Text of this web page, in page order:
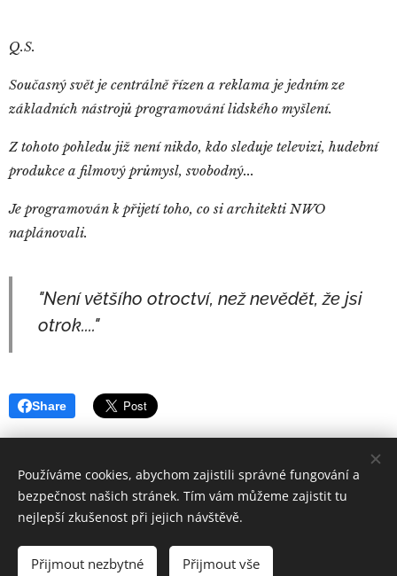
Q.S.
Současný svět je centrálně řízen a reklama je jedním ze
základních nástrojů programování lidského myšlení.
Z tohoto pohledu již není nikdo, kdo sleduje televizi, hudební
produkce a filmový průmysl, svobodný...
Je programován k přijetí toho, co si architekti NWO
naplánovali.
"Není většího otroctví, než nevědět, že jsi
otrok...."
Share
QuintusSertorius
Všechna práva vyhrazena 2019
Používáme cookies, abychom zajistili správné fungování a
bezpečnost našich stránek. Tím vám můžeme zajistit tu
nejlepší zkušenost při jejich návštěvě.
Přijmout nezbytné Přijmout vše